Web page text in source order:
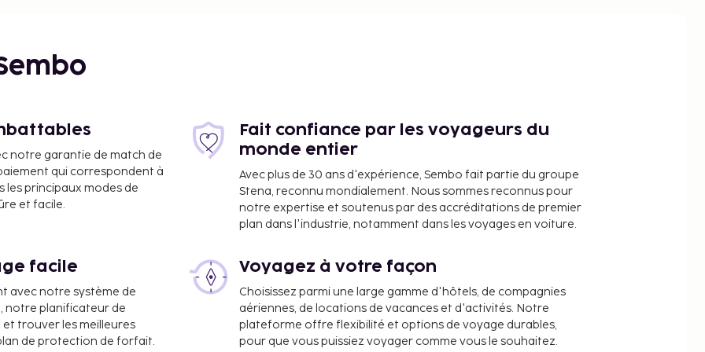
l'hébergement. La
de loisirs disponibles
la vue qui vous
services et
notre garantie de match de
qui correspondent à
les principaux modes de
et facile.
Fait confiance par les voyageurs du
monde entier
Avec plus de 30 ans d'expérience, Sembo fait partie du groupe
Stena, reconnu mondialement. Nous sommes reconnus pour
notre expertise et soutenus par des accréditations de premier
plan dans l'industrie, notamment dans les voyages en voiture.
facile
avec notre système de
notre planificateur de
trouver les meilleures
de protection de forfait.
Voyagez à votre façon
Choisissez parmi une large gamme d'hôtels, de compagnies
aériennes, de locations de vacances et d'activités. Notre
plateforme offre flexibilité et options de voyage durables,
pour que vous puissiez voyager comme vous le souhaitez.